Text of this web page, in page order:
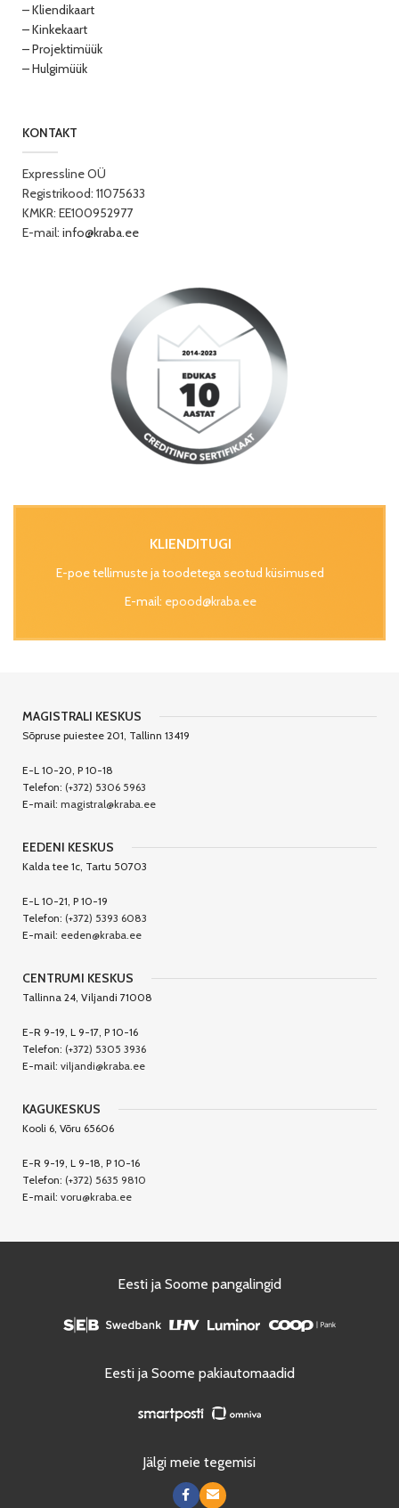
– Kliendikaart
– Kinkekaart
– Projektimüük
– Hulgimüük
KONTAKT
Expressline OÜ
Registrikood: 11075633
KMKR: EE100952977
E-mail: info@kraba.ee
KLIENDITUGI
E-poe tellimuste ja toodetega seotud küsimused
E-mail: epood@kraba.ee
MAGISTRALI KESKUS
Sõpruse puiestee 201, Tallinn 13419
E-L 10-20, P 10-18
Telefon: (+372) 5306 5963
E-mail: magistral@kraba.ee
EEDENI KESKUS
Kalda tee 1c, Tartu 50703
E-L 10-21, P 10-19
Telefon: (+372) 5393 6083
E-mail: eeden@kraba.ee
CENTRUMI KESKUS
Tallinna 24, Viljandi 71008
E-R 9-19, L 9-17, P 10-16
Telefon: (+372) 5305 3936
E-mail: viljandi@kraba.ee
KAGUKESKUS
Kooli 6, Võru 65606
E-R 9-19, L 9-18, P 10-16
Telefon: (+372) 5635 9810
E-mail: voru@kraba.ee
Eesti ja Soome pangalingid
Eesti ja Soome pakiautomaadid
Jälgi meie tegemisi